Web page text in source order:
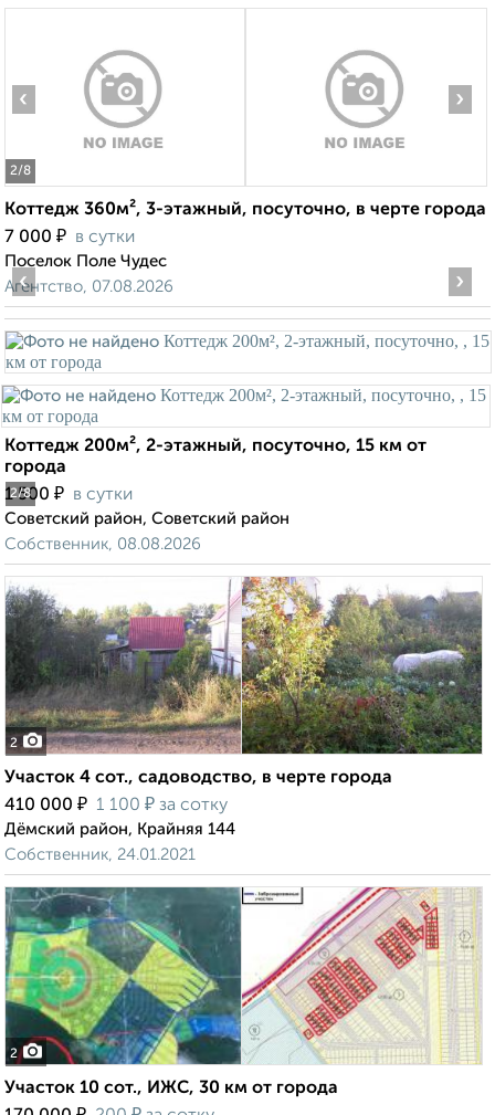
2/8
‹ ›
Коттедж 360м², 3-этажный, посуточно, в черте города
7 000 ₽ в сутки
Поселок Поле Чудес
Агентство, 07.08.2026
2/8
‹ ›
Коттедж 200м², 2-этажный, посуточно, 15 км от
города
1 500 ₽ в сутки
Советский район, Советский район
Собственник, 08.08.2026
2
Участок 4 сот., садоводство, в черте города
410 000 ₽ 1 100 ₽ за сотку
Дёмский район, Крайняя 144
Собственник, 24.01.2021
2
Участок 10 сот., ИЖС, 30 км от города